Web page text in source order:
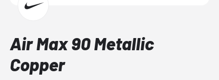
Air Max 90 Metallic
Copper